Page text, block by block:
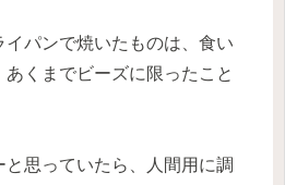
イパンで焼いたものは、食い
くまでビーズに限ったこと
思っていたら、人間用に調